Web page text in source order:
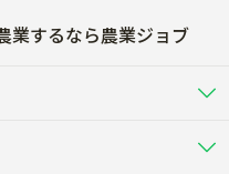
業するなら農業ジョブ